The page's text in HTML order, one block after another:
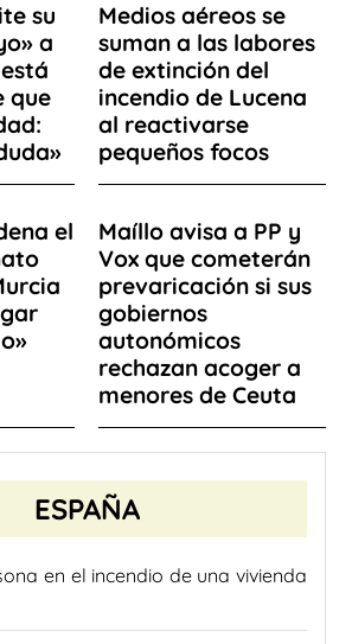
su
a
que
Medios aéreos se
suman a las labores
de extinción del
incendio de Lucena
al reactivarse
pequeños focos
el
Maíllo avisa a PP y
Vox que cometerán
prevaricación si sus
gobiernos
autonómicos
rechazan acoger a
menores de Ceuta
ESPAÑA
en el incendio de una vivienda